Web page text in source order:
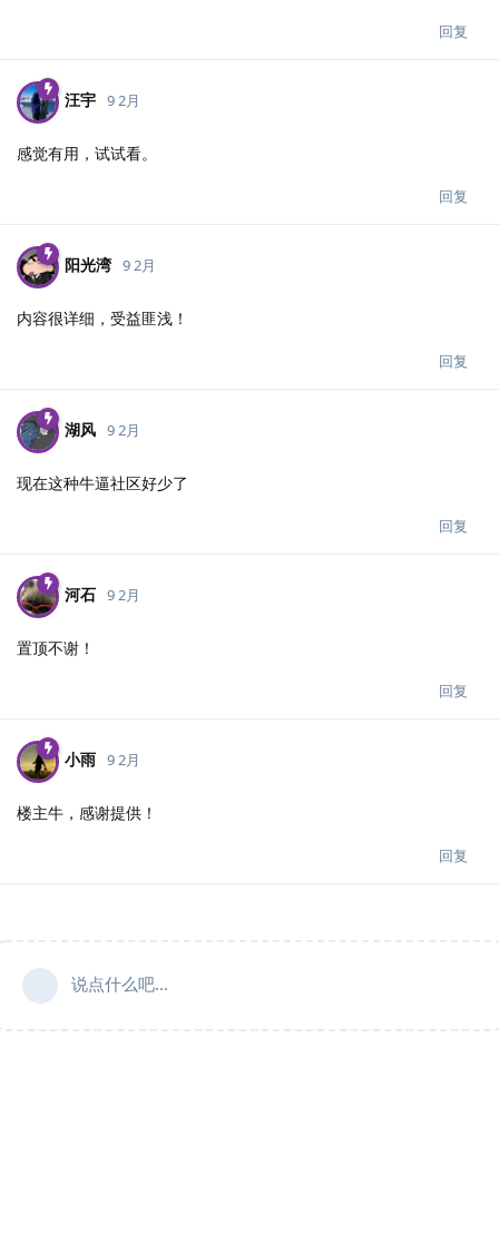
回复
汪宇 9 2月
感觉有用，试试看。
回复
阳光湾 9 2月
内容很详细，受益匪浅！
回复
湖风 9 2月
现在这种牛逼社区好少了
回复
河石 9 2月
置顶不谢！
回复
小雨 9 2月
楼主牛，感谢提供！
回复
说点什么吧...